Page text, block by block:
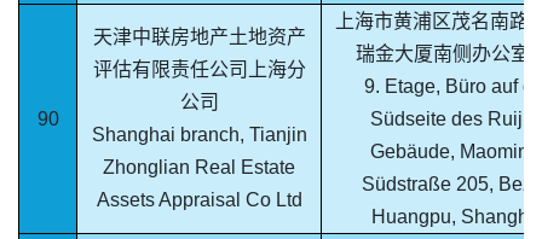
90
天津中联房地产土地资产
评估有限责任公司上海分
公司
Shanghai branch, Tianjin
Zhonglian Real Estate
Assets Appraisal Co Ltd
上海市黄浦区茂名南路
瑞金大厦南侧办公室
9. Etage, Büro auf
Südseite des
Gebäude,
Südstraße 205,
Huangpu,